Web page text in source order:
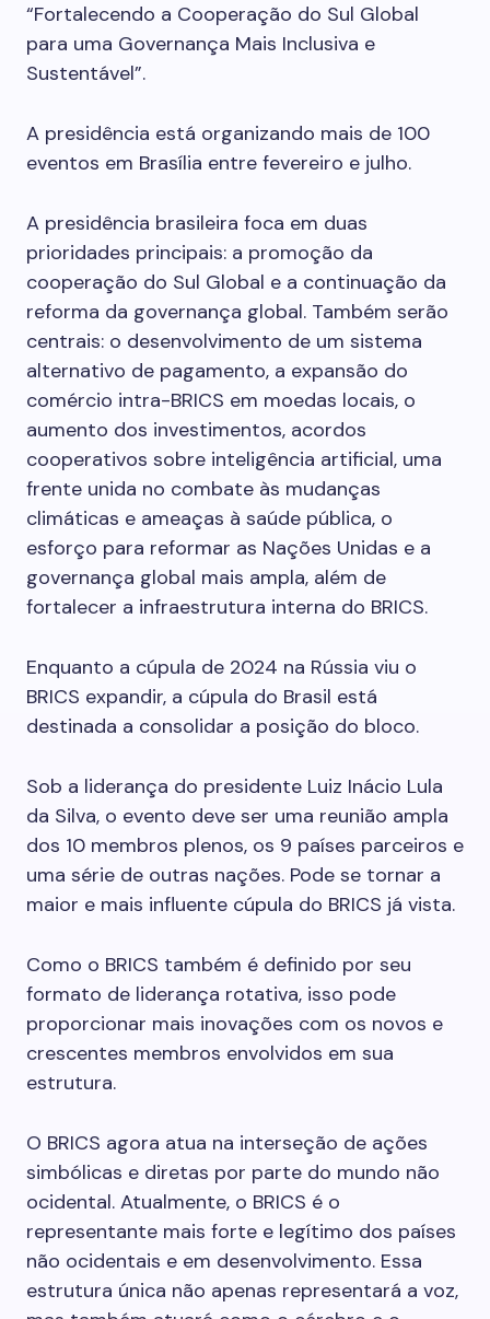
“Fortalecendo a Cooperação do Sul Global
para uma Governança Mais Inclusiva e
Sustentável”.
A presidência está organizando mais de 100
eventos em Brasília entre fevereiro e julho.
A presidência brasileira foca em duas
prioridades principais: a promoção da
cooperação do Sul Global e a continuação da
reforma da governança global. Também serão
centrais: o desenvolvimento de um sistema
alternativo de pagamento, a expansão do
comércio intra-BRICS em moedas locais, o
aumento dos investimentos, acordos
cooperativos sobre inteligência artificial, uma
frente unida no combate às mudanças
climáticas e ameaças à saúde pública, o
esforço para reformar as Nações Unidas e a
governança global mais ampla, além de
fortalecer a infraestrutura interna do BRICS.
Enquanto a cúpula de 2024 na Rússia viu o
BRICS expandir, a cúpula do Brasil está
destinada a consolidar a posição do bloco.
Sob a liderança do presidente Luiz Inácio Lula
da Silva, o evento deve ser uma reunião ampla
dos 10 membros plenos, os 9 países parceiros e
uma série de outras nações. Pode se tornar a
maior e mais influente cúpula do BRICS já vista.
Como o BRICS também é definido por seu
formato de liderança rotativa, isso pode
proporcionar mais inovações com os novos e
crescentes membros envolvidos em sua
estrutura.
O BRICS agora atua na interseção de ações
simbólicas e diretas por parte do mundo não
ocidental. Atualmente, o BRICS é o
representante mais forte e legítimo dos países
não ocidentais e em desenvolvimento. Essa
estrutura única não apenas representará a voz,